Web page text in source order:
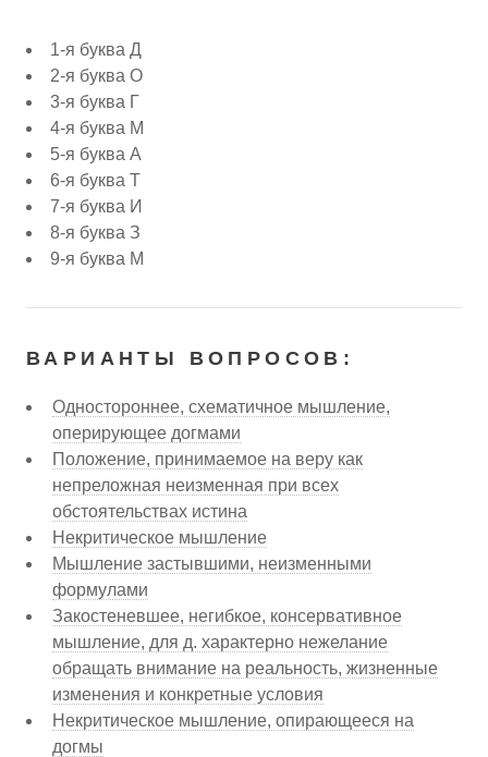
1-я буква Д
2-я буква О
3-я буква Г
4-я буква М
5-я буква А
6-я буква Т
7-я буква И
8-я буква З
9-я буква М
ВАРИАНТЫ ВОПРОСОВ:
Одностороннее, схематичное мышление,
оперирующее догмами
Положение, принимаемое на веру как
непреложная неизменная при всех
обстоятельствах истина
Некритическое мышление
Мышление застывшими, неизменными
формулами
Закостеневшее, негибкое, консервативное
мышление, для д. характерно нежелание
обращать внимание на реальность, жизненные
изменения и конкретные условия
Некритическое мышление, опирающееся на
догмы